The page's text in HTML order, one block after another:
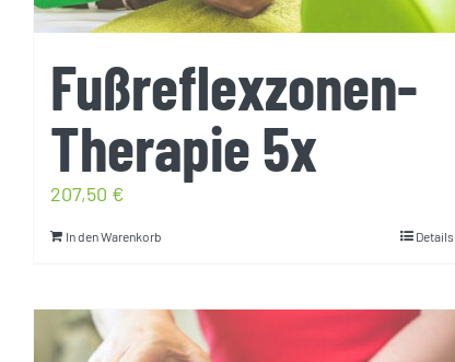
Fußreflexzonen-
Therapie 5x
207,50 €
In den Warenkorb Details